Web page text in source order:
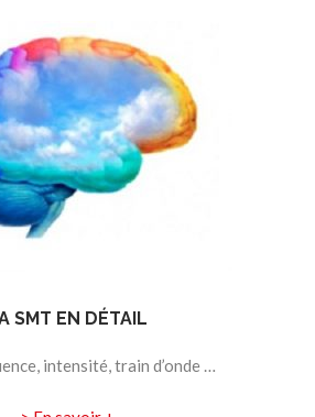
SMT EN DÉTAIL
intensité, train d’onde …